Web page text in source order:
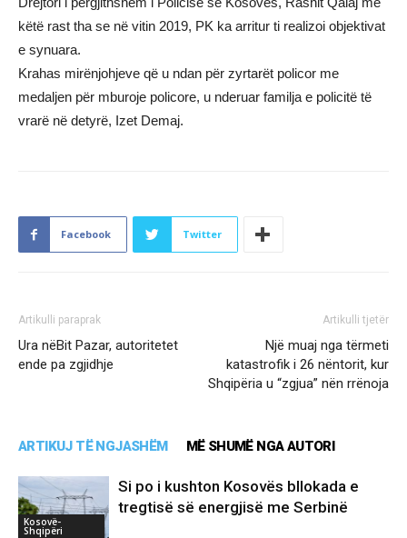
këtë rast tha se në vitin 2019, PK ka arritur ti realizoi objektivat
e synuara.
Krahas mirënjohjeve që u ndan për zyrtarët policor me
medaljen për mburoje policore, u nderuar familja e policitë të
vrarë në detyrë, Izet Demaj.
Facebook Twitter
Artikulli paraprak
Ura nëBit Pazar, autoritetet
ende pa zgjidhje
Artikulli tjetër
Një muaj nga tërmeti
katastrofik i 26 nëntorit, kur
Shqipëria u “zgjua” nën rrënoja
ARTIKUJ TË NGJASHËM MË SHUMË NGA AUTORI
Kosovë-
Shqipëri
Si po i kushton Kosovës bllokada e
tregtisë së energjisë me Serbinë